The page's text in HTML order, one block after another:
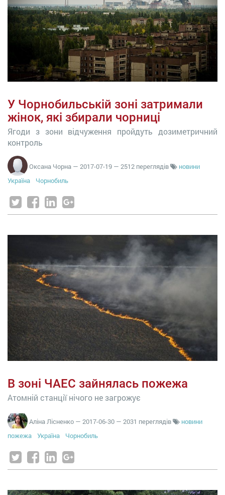
У Чорнобильській зоні затримали
жінок, які збирали чорниці
Ягоди з зони відчуження пройдуть дозиметричний
контроль
Оксана Чорна — 2017-07-19 — 2512 переглядів
новини
Україна
Чорнобиль
В зоні ЧАЕС зайнялась пожежа
Атомній станції нічого не загрожує
Аліна Лісненко — 2017-06-30 — 2031 переглядів
новини
пожежа
Україна Чорнобиль